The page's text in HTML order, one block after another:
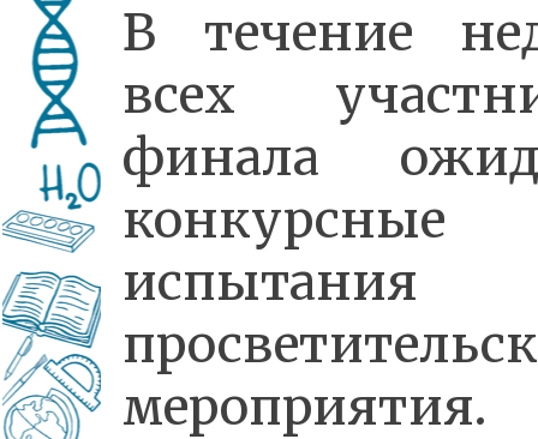
В течение
всех
финала
конкурсные
мероприятия.